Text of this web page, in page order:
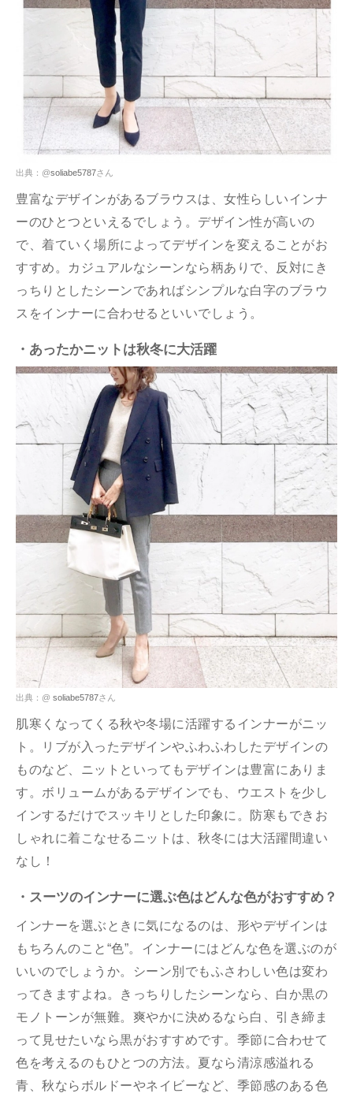
出典：@soliabe5787さん
豊富なデザインがあるブラウスは、女性らしいインナ
ーのひとつといえるでしょう。デザイン性が高いの
で、着ていく場所によってデザインを変えることがお
すすめ。カジュアルなシーンなら柄ありで、反対にき
っちりとしたシーンであればシンプルな白字のブラウ
スをインナーに合わせるといいでしょう。
・あったかニットは秋冬に大活躍
出典：@ soliabe5787さん
肌寒くなってくる秋や冬場に活躍するインナーがニッ
ト。リブが入ったデザインやふわふわしたデザインの
ものなど、ニットといってもデザインは豊富にありま
す。ボリュームがあるデザインでも、ウエストを少し
インするだけでスッキリとした印象に。防寒もできお
しゃれに着こなせるニットは、秋冬には大活躍間違い
なし！
・スーツのインナーに選ぶ色はどんな色がおすすめ？
インナーを選ぶときに気になるのは、形やデザインは
もちろんのこと“色”。インナーにはどんな色を選ぶのが
いいのでしょうか。シーン別でもふさわしい色は変わ
ってきますよね。きっちりしたシーンなら、白か黒の
モノトーンが無難。爽やかに決めるなら白、引き締ま
って見せたいなら黒がおすすめです。季節に合わせて
色を考えるのもひとつの方法。夏なら清涼感溢れる
青、秋ならボルドーやネイビーなど、季節感のある色